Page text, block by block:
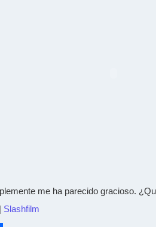
me ha parecido gracioso.
Slashfilm